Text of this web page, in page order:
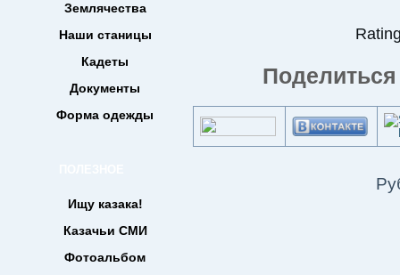
Землячества
Наши станицы
Кадеты
Документы
Форма одежды
Ищу казака!
Казачьи СМИ
Фотоальбом